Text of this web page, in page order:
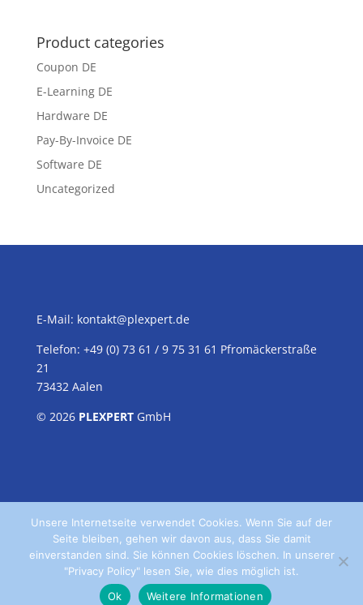
Product categories
Coupon DE
E-Learning DE
Hardware DE
Pay-By-Invoice DE
Software DE
Uncategorized
E-Mail: kontakt@plexpert.de
Telefon: +49 (0) 73 61 / 9 75 31 61 Pfromäckerstraße
21
73432 Aalen
© 2026 PLEXPERTGmbH
Kontakt Datenschutz Impressum
Unsere Internetseite verwendet Cookies. Wenn Sie auf der
Seite bleiben, gehen wir davon aus, dass Sie damit
einverstanden sind. Sie können Cookies löschen. In unserer
"Privacy Policy" lesen Sie, wie dies möglich ist.
Ok
Weitere Informationen